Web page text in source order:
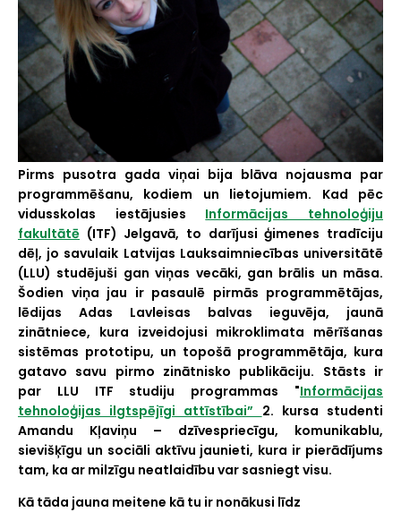
Pirms pusotra gada viņai bija blāva nojausma par
programmēšanu, kodiem un lietojumiem. Kad pēc
vidusskolas iestājusies Informācijas tehnoloģiju
fakultātē (ITF) Jelgavā, to darījusi ģimenes tradīciju
dēļ, jo savulaik Latvijas Lauksaimniecības universitātē
(LLU) studējuši gan viņas vecāki, gan brālis un māsa.
Šodien viņa jau ir pasaulē pirmās programmētājas,
lēdijas Adas Lavleisas balvas ieguvēja, jaunā
zinātniece, kura izveidojusi mikroklimata mērīšanas
sistēmas prototipu, un topošā programmētāja, kura
gatavo savu pirmo zinātnisko publikāciju. Stāsts ir
par LLU ITF studiju programmas "Informācijas
tehnoloģijas ilgtspējīgi attīstībai” 2. kursa studenti
Amandu Kļaviņu – dzīvespriecīgu, komunikablu,
sievišķīgu un sociāli aktīvu jaunieti, kura ir pierādījums
tam, ka ar milzīgu neatlaidību var sasniegt visu.
Kā tāda jauna meitene kā tu ir nonākusi līdz